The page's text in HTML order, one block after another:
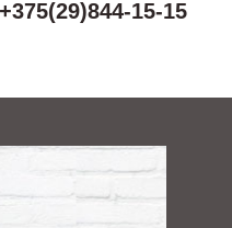
+375(29)844-15-15